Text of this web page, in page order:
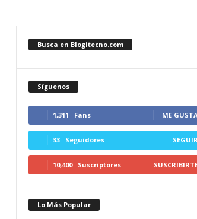
Busca en Blogitecno.com
Síguenos
1,311 Fans ME GUSTA
33 Seguidores SEGUIR
10,400 Suscriptores
Lo Más Popular